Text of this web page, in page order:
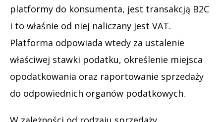
platformy do konsumenta, jest transakcją B2C
i to właśnie od niej naliczany jest VAT.
Platforma odpowiada wtedy za ustalenie
właściwej stawki podatku, określenie miejsca
opodatkowania oraz raportowanie sprzedaży
do odpowiednich organów podatkowych.